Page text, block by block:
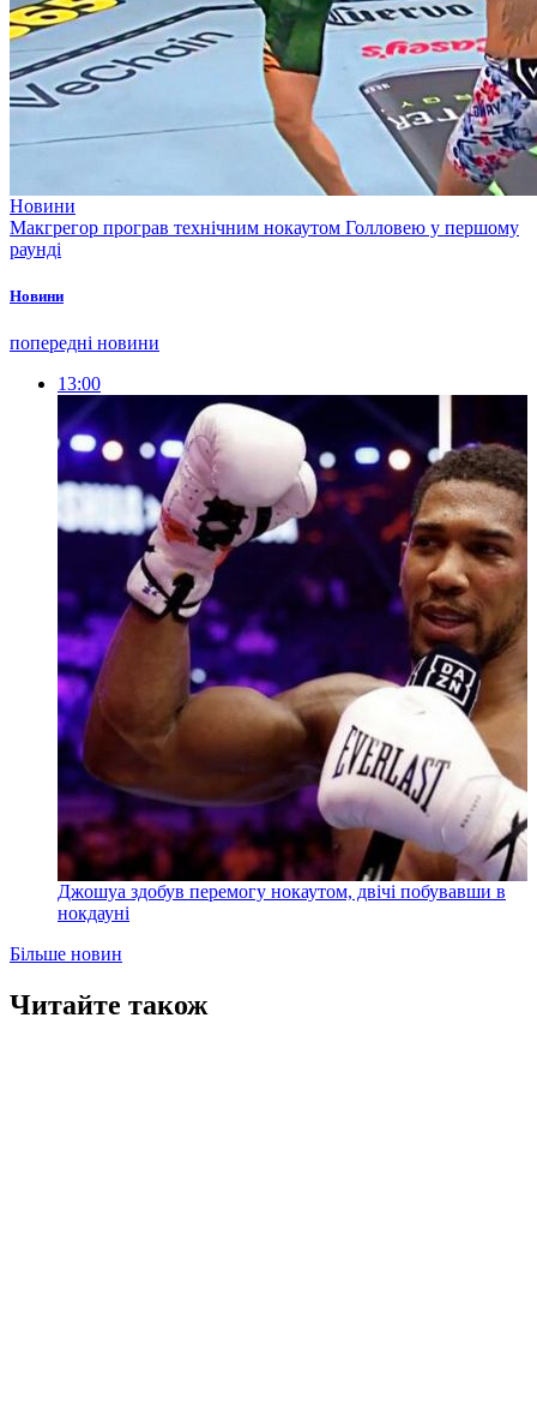
Новини
Макгрегор програв технічним нокаутом Голловею у першому
раунді
Новини
попередні новини
13:00
Джошуа здобув перемогу нокаутом, двічі побувавши в
нокдауні
Більше новин
Читайте також